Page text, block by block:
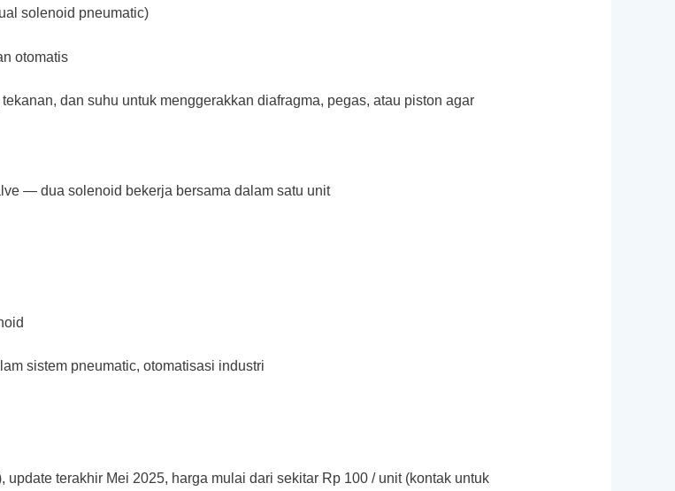
solenoid pneumatic)
otomatis
dan suhu untuk menggerakkan diafragma, pegas, atau piston agar
— dua solenoid bekerja bersama dalam satu unit
sistem pneumatic, otomatisasi industri
update terakhir Mei 2025, harga mulai dari sekitar Rp 100 / unit (kontak untuk